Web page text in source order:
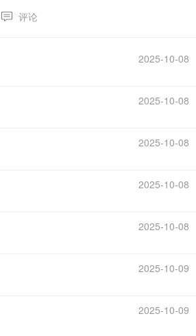
评论
2025-10-08
2025-10-08
2025-10-08
2025-10-08
2025-10-08
2025-10-09
2025-10-09